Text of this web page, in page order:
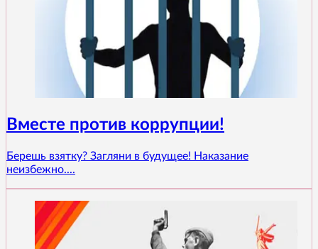
Вместе против коррупции!
Берешь взятку? Загляни в будущее! Наказание
неизбежно....